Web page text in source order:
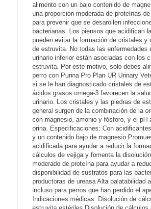
alimento con un bajo contenido de
una proporción moderada de proteínas
para prevenir que se desarollen
bacterianas. Los piensos que acidifican
pueden evitar la formación de cristales y
de estruvita. No todas las enfermedades
urinario inferior están asociadas con los
estruvita. Por este motivo, solo debes
perro con Purina Pro Plan UR Urinary
si se le han diagnosticado cristales de
ácidos grasos omega-3 favorecen la
urinario. Los cristales y las piedras de
general surgen de la combinación de la
con magnesio, amonio y fósforo, y el pH
orina. Especificaciones: Con
y un contenido bajo de magnesio
acidificada para ayudar a reducir la
cálculos de vejiga y fomenta la
moderado de proteína para ayudar a
disponibilidad de sustratos para las
productoras de ureasa Alta palatabilidad
incluso para perros que han perdido el
Indicaciones médicas: Disolución de